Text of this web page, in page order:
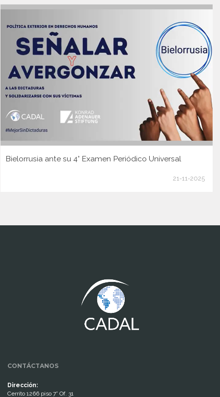
Bielorrusia ante su 4° Examen Periódico Universal
21-11-2025
CONTÁCTANOS
Dirección:
Cerrito 1266 piso 7° Of. 31